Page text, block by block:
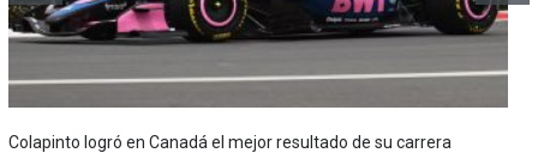
Colapinto logró en Canadá el mejor resultado de su carrera